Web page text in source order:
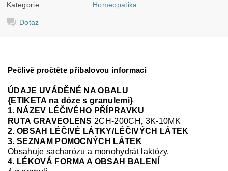
Kategorie Homeopatika
Dotaz
Pečlivě pročtěte příbalovou informaci
ÚDAJE UVÁDĚNÉ NA OBALU
{ETIKETA na dóze s granulemi}
1. NÁZEV LÉČIVÉHO PŘÍPRAVKU
RUTA GRAVEOLENS 2CH-200CH , 3K-10MK
2. OBSAH LÉČIVÉ LÁTKY/LÉČIVÝCH LÁTEK
3. SEZNAM POMOCNÝCH LÁTEK
Obsahuje sacharózu a monohydrát laktózy.
4. LÉKOVÁ FORMA A OBSAH BALENÍ